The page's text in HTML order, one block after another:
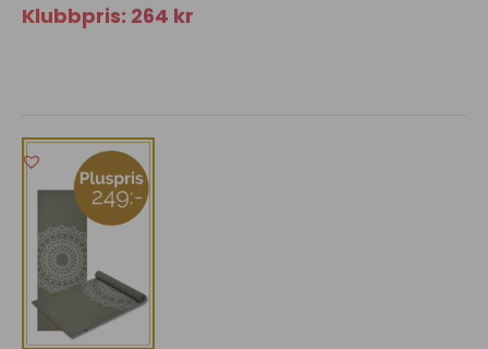
Klubbpris: 264 kr